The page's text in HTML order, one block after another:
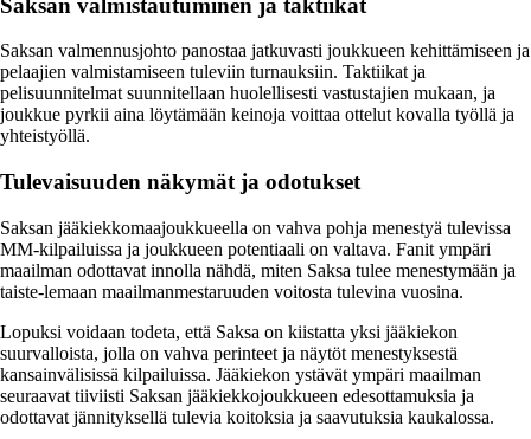
Saksan valmennusjohto panostaa jatkuvasti joukkueen kehittämiseen ja
pelaajien valmistamiseen tuleviin turnauksiin. Taktiikat ja
pelisuunnitelmat suunnitellaan huolellisesti vastustajien mukaan, ja
joukkue pyrkii aina löytämään keinoja voittaa ottelut kovalla työllä ja
yhteistyöllä.
Tulevaisuuden näkymät ja odotukset
Saksan jääkiekkomaajoukkueella on vahva pohja menestyä tulevissa
MM-kilpailuissa ja joukkueen potentiaali on valtava. Fanit ympäri
maailman odottavat innolla nähdä, miten Saksa tulee menestymään ja
taiste-lemaan maailmanmestaruuden voitosta tulevina vuosina.
Lopuksi voidaan todeta, että Saksa on kiistatta yksi jääkiekon
suurvalloista, jolla on vahva perinteet ja näytöt menestyksestä
kansainvälisissä kilpailuissa. Jääkiekon ystävät ympäri maailman
seuraavat tiiviisti Saksan jääkiekkojoukkueen edesottamuksia ja
odottavat jännityksellä tulevia koitoksia ja saavutuksia kaukalossa.